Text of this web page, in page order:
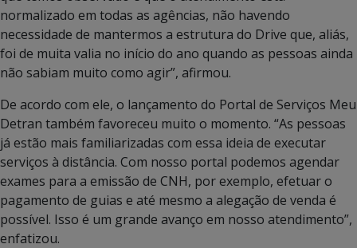
normalizado em todas as agências, não havendo
necessidade de mantermos a estrutura do Drive que, aliás,
foi de muita valia no início do ano quando as pessoas ainda
não sabiam muito como agir”, afirmou.
De acordo com ele, o lançamento do Portal de Serviços Meu
Detran também favoreceu muito o momento. “As pessoas
já estão mais familiarizadas com essa ideia de executar
serviços à distância. Com nosso portal podemos agendar
exames para a emissão de CNH, por exemplo, efetuar o
pagamento de guias e até mesmo a alegação de venda é
possível. Isso é um grande avanço em nosso atendimento”,
enfatizou.